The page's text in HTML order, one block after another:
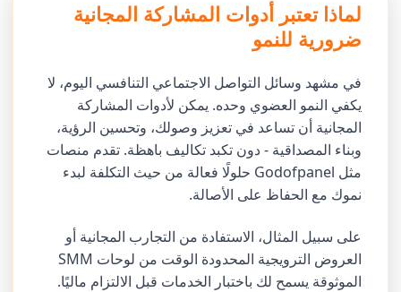
لماذا تعتبر أدوات المشاركة المجانية
ضرورية للنمو
في مشهد وسائل التواصل الاجتماعي التنافسي اليوم، لا
يكفي النمو العضوي وحده. يمكن لأدوات المشاركة
المجانية أن تساعد في تعزيز وصولك، وتحسين الرؤية،
وبناء المصداقية - دون تكبد تكاليف باهظة. تقدم منصات
مثل Godofpanel حلولًا فعالة من حيث التكلفة لبدء
نموك مع الحفاظ على الأصالة.
على سبيل المثال، الاستفادة من التجارب المجانية أو
العروض الترويجية المحدودة الوقت من لوحات SMM
الموثوقة يسمح لك باختبار الخدمات قبل الالتزام ماليًا.